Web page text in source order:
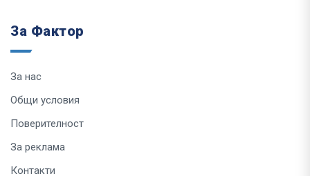
За Фактор
За нас
Общи условия
Поверителност
За реклама
Контакти